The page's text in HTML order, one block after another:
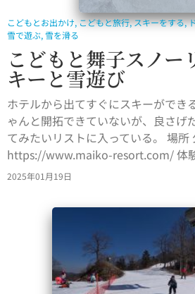
こどもとお出かけ,こどもと旅行,スキーをする,
雪で遊ぶ, 雪を滑る
こどもと舞子スノー
キーと雪遊び
ホテルから出てすぐにスキーができ
ゃんと開拓できていないが、良さげ
てみたいリストに入っている。 場所
https://www.maiko-resort.com/ 体
2025年01月19日